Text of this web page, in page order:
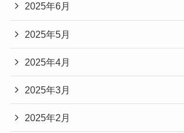
2025年6月
2025年5月
2025年4月
2025年3月
2025年2月